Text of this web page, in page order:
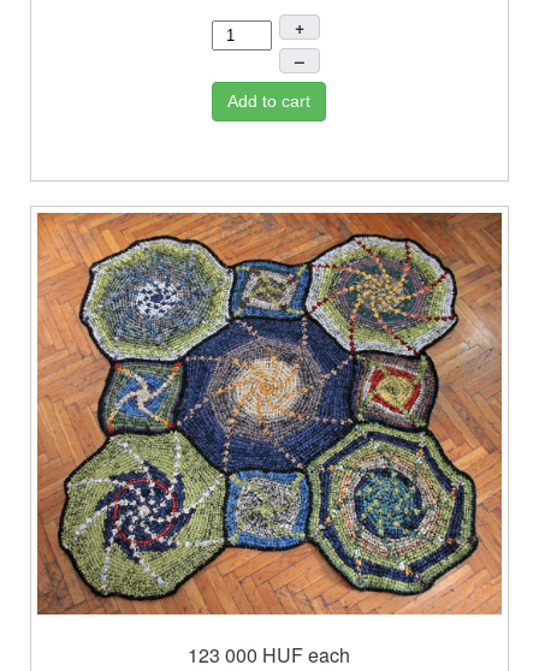
+
–
Add to cart
123 000 HUFeach